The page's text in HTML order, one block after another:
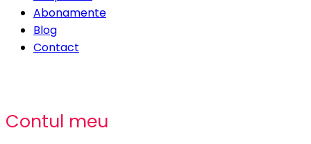
Abonamente
Blog
Contact
Contul meu